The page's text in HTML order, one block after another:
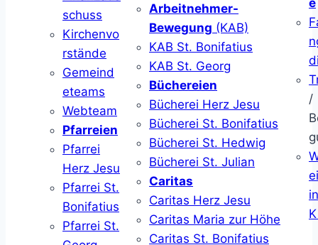
schuss
Kirchenvo
rstände
Gemeind
eteams
Webteam
Pfarreien
Pfarrei
Herz Jesu
Pfarrei St.
Bonifatius
Pfarrei St.
Arbeitnehmer-
Bewegung (KAB)
KAB St. Bonifatius
KAB St. Georg
Büchereien
Bücherei Herz Jesu
Bücherei St. Bonifatius
Bücherei St. Hedwig
Bücherei St. Julian
Caritas
Caritas Herz Jesu
Caritas Maria zur Höhe
Caritas St. Bonifatius
e
/